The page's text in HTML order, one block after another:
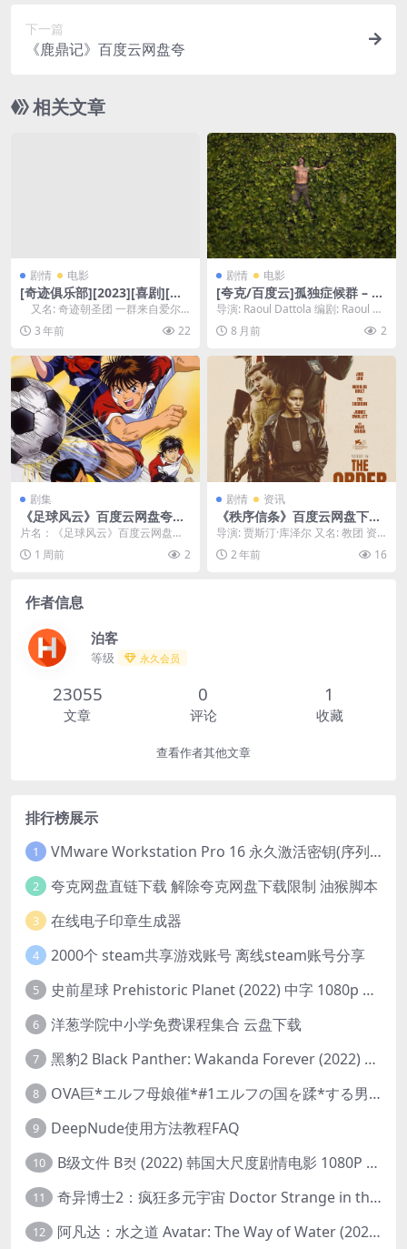
下一篇
《鹿鼎记》百度云网盘夸
相关文章
剧情 电影
[奇迹俱乐部][2023][喜剧][爱
尔兰/英国]
又名: 奇迹朝圣团 一群来自爱尔
兰的工人阶级妇女，开启了一场前
往法国卢尔德之旅...
3 年前 22
剧情 电影
[夸克/百度云]孤独症候群 – 20
24 – 1080P关注特殊群体 – 剧
情 -[CN]
导演: Raoul Dattola 编剧: Raoul Da
ttola 又名: ...
8 月前 2
剧集
《足球风云》百度云网盘夸克
下载.阿里云盘.中字.(1993)
片名：《足球风云》百度云网盘夸
克下载.阿里云盘.中字.(1993) 分
类：剧集 ...
1 周前 2
剧情 资讯
《秩序信条》百度云网盘下载.
阿里云盘.英语中字.(2024)
导演: 贾斯汀·库泽尔 又名: 教团 资
源下载：秩序信条下载阿里云盘,百
度云盘,...
2 年前 16
作者信息
泊客
等级 永久会员
23055
文章
0
评论
1
收藏
查看作者其他文章
排行榜展示
1 VMware Workstation Pro 16 永久激活密钥(序列号)
2 夸克网盘直链下载 解除夸克网盘下载限制 油猴脚本
3 在线电子印章生成器
4 2000个 steam共享游戏账号 离线steam账号分享
5 史前星球 Prehistoric Planet (2022) 中字 1080p 高清 阿里云盘 2022.5.27已更新全集
6 洋葱学院中小学免费课程集合 云盘下载
7 黑豹2 Black Panther: Wakanda Forever (2022) 高清版
8 OVA巨*エルフ母娘催*#1エルフの国を蹂*する男。汚された女王と姫
9 DeepNude使用方法教程FAQ
10 B级文件 B컷 (2022) 韩国大尺度剧情电影 1080P 中字
11 奇异博士2：疯狂多元宇宙 Doctor Strange in the Multiverse of Madness (2022) 高清版1080p
12 阿凡达：水之道 Avatar: The Way of Water (2022) 1080p 2k 4k 中文字幕